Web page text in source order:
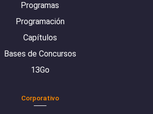
Programas
Programación
Capítulos
Bases de Concursos
13Go
Corporativo